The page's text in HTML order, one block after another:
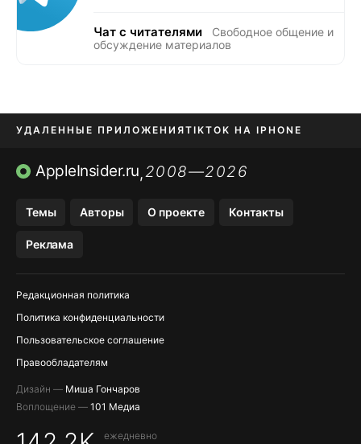
Чат с читателями
Свободное общение и
обсуждение материалов
УДАЛЕННЫЕ ПРИЛОЖЕНИЯTIKTOK НА IPHONE
ПРИЛОЖЕНИЯ БЕЗ APP STORE
AppleInsider.ru,2008—2026
Темы Авторы О проекте Контакты
Реклама
Редакционная политика
Политика конфиденциальности
Пользовательское соглашение
Правообладателям
Дизайн — Миша Гончаров
Воплощение — 101 Медиа
ежедневно